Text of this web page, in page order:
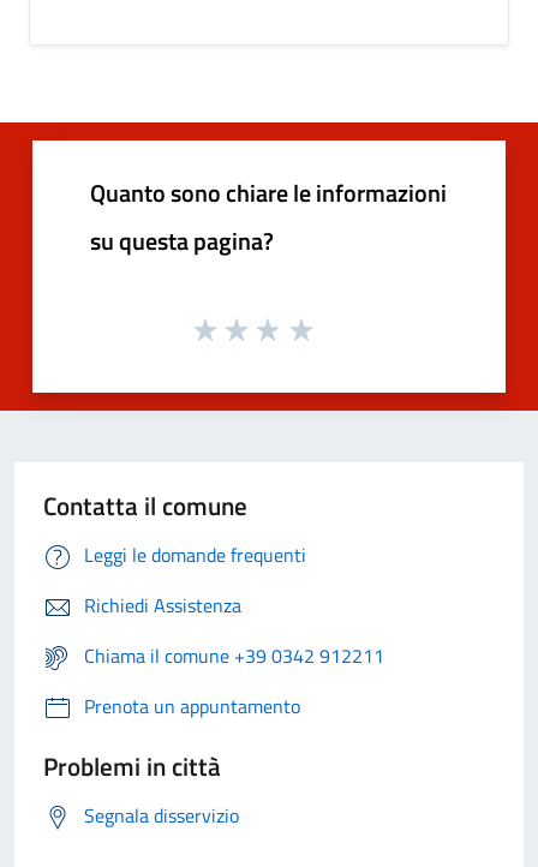
Quanto sono chiare le informazioni
su questa pagina?
Contatta il comune
Leggi le domande frequenti
Richiedi Assistenza
Chiama il comune +39 0342 912211
Prenota un appuntamento
Problemi in città
Segnala disservizio